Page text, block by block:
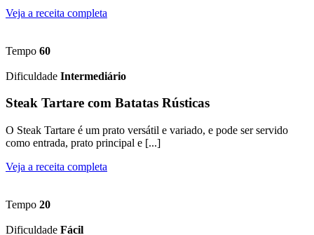
Veja a receita completa
Tempo 60
Dificuldade Intermediário
Steak Tartare com Batatas Rústicas
O Steak Tartare é um prato versátil e variado, e pode ser servido
como entrada, prato principal e [...]
Veja a receita completa
Tempo 20
Dificuldade Fácil